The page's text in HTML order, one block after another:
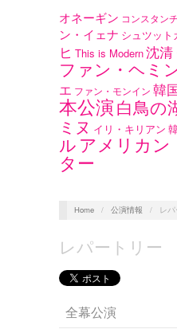
オネーギン コンスタン
ン・イェナ シュツット
ヒ This is Modern沈清
ファン・ヘミ
エ ファン・モンイン 韓
本公演白鳥の
ミヌ イリ・キリアン
ル アメリカン
ター
Home / 公演情報 / レ
レパートリー
全幕公演